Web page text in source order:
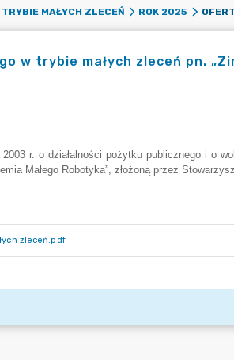
MAŁYCH ZLECEŃ ROK 2025
w trybie małych zleceń pn.
zleceń.pdf